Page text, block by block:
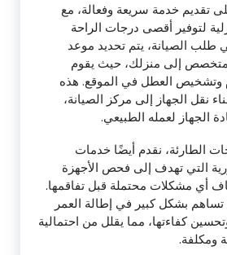
تقديم خدمة سريعة وفعالة، مع
لتوفير أقصى درجات الراحة
طلب الصيانة، يتم تحديد موعد
إلى منزلك، حيث يقوم
وتشخيص العطل في الموقع. هذه
نقل الجهاز إلى مركز الصيانة،
الجهاز لعمله الطبيعي.
الطارئة، نقدم أيضًا خدمات
التي تهدف إلى فحص الأجهزة
أي مشكلات محتملة قبل تفاقمها.
تساهم بشكل كبير في إطالة العمر
كفاءتها، مما يقلل من احتمالية
ومكلفة.